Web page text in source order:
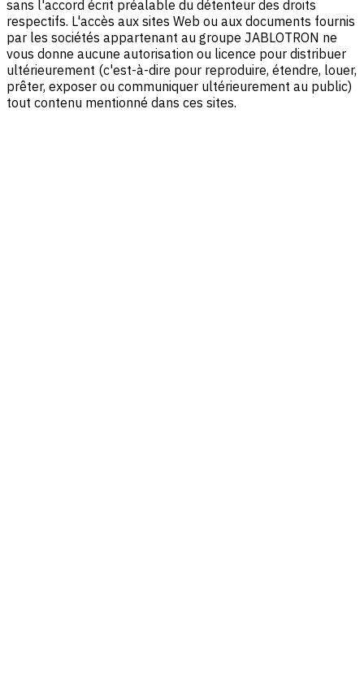
sans l'accord écrit préalable du détenteur des droits
respectifs. L'accès aux sites Web ou aux documents fournis
par les sociétés appartenant au groupe JABLOTRON ne
vous donne aucune autorisation ou licence pour distribuer
ultérieurement (c'est-à-dire pour reproduire, étendre, louer,
prêter, exposer ou communiquer ultérieurement au public)
tout contenu mentionné dans ces sites.